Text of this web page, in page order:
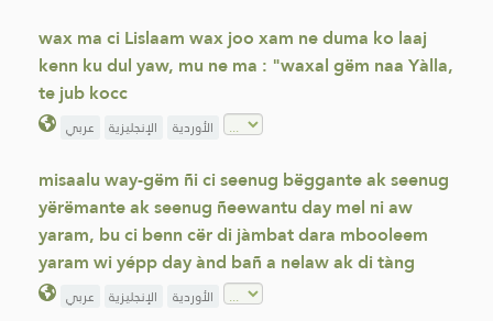
wax ma ci Lislaam wax joo xam ne duma ko laaj
kenn ku dul yaw, mu ne ma : "waxal gëm naa Yàlla,
te jub kocc
عربي الإنجليزية الأوردية
misaalu way-gëm ñi ci seenug bëggante ak seenug
yërëmante ak seenug ñeewantu day mel ni aw
yaram, bu ci benn cër di jàmbat dara mbooleem
yaram wi yépp day ànd bañ a nelaw ak di tàng
عربي الإنجليزية الأوردية